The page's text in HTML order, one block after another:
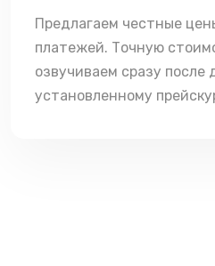
Предлагаем честные
платежей. Точную
озвучиваем сразу после
установленному